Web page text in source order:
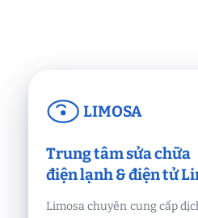
LIMOSA
Trung tâm sửa chữa
điện lạnh & điện tử
Limosa chuyên cung cấp